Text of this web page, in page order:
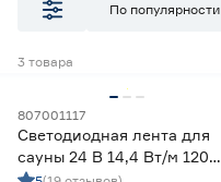
Наличие в магазинах
ул. им. Данилы
Тип
По популярности
3 товара
807001117
Светодиодная лента для
сауны 24 В 14,4 Вт/м 120